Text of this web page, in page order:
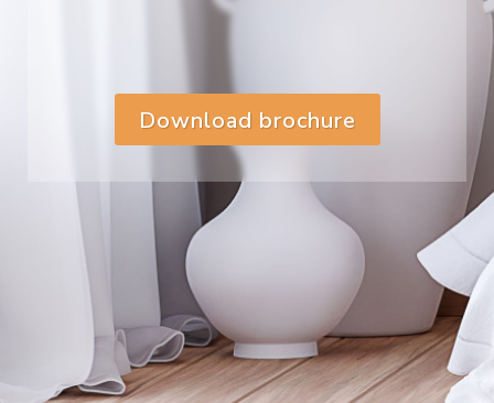
Download brochure